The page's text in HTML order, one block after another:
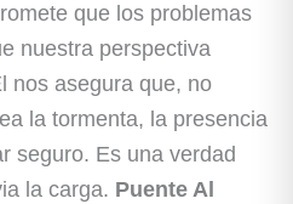
que los problemas
nuestra perspectiva
nos asegura que, no
la tormenta, la presencia
seguro. Es una verdad
la carga. Puente Al